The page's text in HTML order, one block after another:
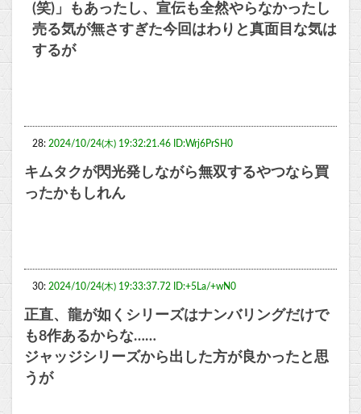
(笑)」もあったし、宣伝も全然やらなかったし
売る気が無さすぎた今回はわりと真面目な気は
するが
28: 2024/10/24(木) 19:32:21.46 ID:Wrj6PrSH0
キムタクが閃光発しながら無双するやつなら買
ったかもしれん
30: 2024/10/24(木) 19:33:37.72 ID:+5La/+wN0
正直、龍が如くシリーズはナンバリングだけで
も8作あるからな……
ジャッジシリーズから出した方が良かったと思
うが